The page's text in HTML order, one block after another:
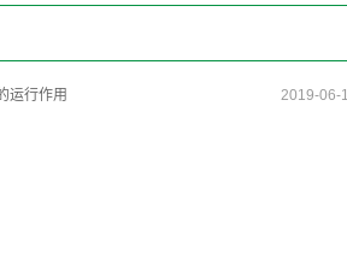
运行作用 2019-06-